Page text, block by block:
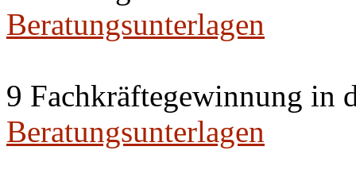
Beratungsunterlagen
9 Fachkräftegewinnung in
Beratungsunterlagen